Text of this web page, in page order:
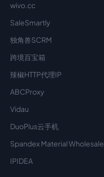
wivo.cc
SaleSmartly
独角兽SCRM
跨境百宝箱
辣椒HTTP代理IP
ABCProxy
Vidau
DuoPlus云手机
Spandex Material Wholesale​
IPIDEA